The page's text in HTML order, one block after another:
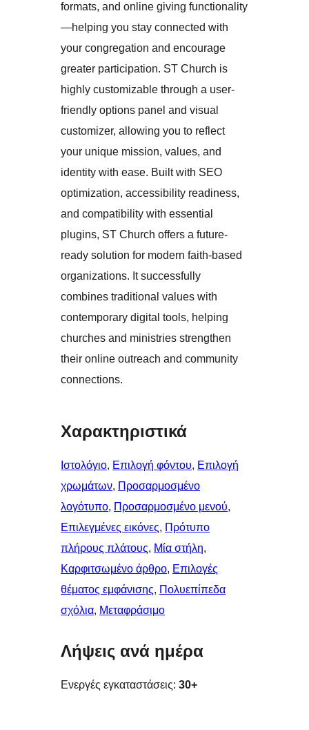
formats, and online giving functionality
—helping you stay connected with
your congregation and encourage
greater participation. ST Church is
highly customizable through a user-
friendly options panel and visual
customizer, allowing you to reflect
your unique mission, values, and
identity with ease. Built with SEO
optimization, accessibility readiness,
and compatibility with essential
plugins, ST Church offers a future-
ready solution for modern faith-based
organizations. It successfully
combines traditional values with
contemporary digital tools, helping
churches and ministries strengthen
their online outreach and community
connections.
Χαρακτηριστικά
Ιστολόγιο, Επιλογή φόντου, Επιλογή
χρωμάτων, Προσαρμοσμένο
λογότυπο, Προσαρμοσμένο μενού
Επιλεγμένες εικόνες, Πρότυπο
πλήρους πλάτους, Μία στήλη
Καρφιτσωμένo άρθρo, Επιλογές
θέματος εμφάνισης, Πολυεπίπεδα
σχόλια, Μεταφράσιμο
Λήψεις ανά ημέρα
Ενεργές εγκαταστάσεις: 30+